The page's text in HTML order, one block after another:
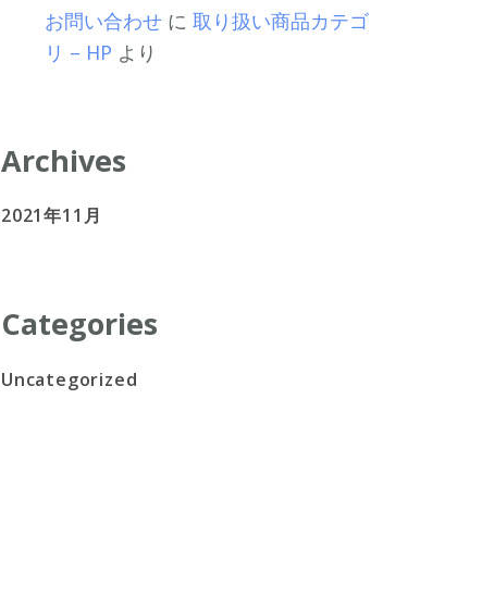
お問い合わせ に 取り扱い商品カテゴ
リ – HP より
Archives
2021年11月
Categories
Uncategorized